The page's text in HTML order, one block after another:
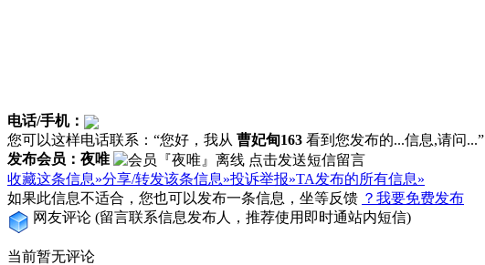
电话/手机：
您可以这样电话联系：“您好，我从 曹妃甸163 看到您发布的...信息,请问...”
发布会员：夜唯
收藏这条信息»分享/转发该条信息»投诉举报»TA发布的所有信息»
如果此信息不适合，您也可以发布一条信息，坐等反馈 ？我要免费发布
网友评论 (留言联系信息发布人，推荐使用即时通站内短信)
当前暂无评论